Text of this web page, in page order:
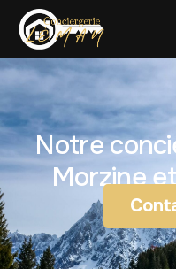
Notre
Morzine